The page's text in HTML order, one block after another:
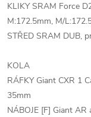
KLIKY SRAM Force
M:172.5mm, M/
STŘED SRAM DUB,
KOLA
RÁFKY Giant CXR 1
35mm
NÁBOJE [F] Giant